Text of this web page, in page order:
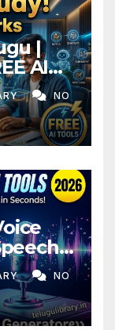
|
AI
NO
NO